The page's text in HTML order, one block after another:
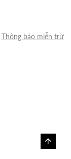
Thông báo miễn trừ